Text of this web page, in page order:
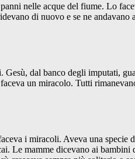
nelle acque del fiume. Lo
di nuovo e se ne andavano
Gesù, dal banco degli imputati,
un miracolo. Tutti
i miracoli. Aveva una specie
Le mamme dicevano ai bambini